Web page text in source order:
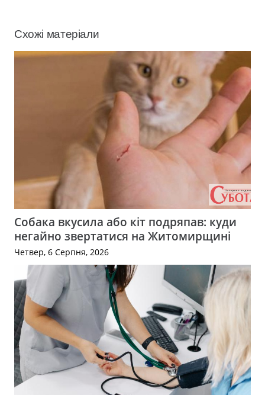
Схожі матеріали
Собака вкусила або кіт подряпав: куди
негайно звертатися на Житомирщині
Четвер, 6 Серпня, 2026